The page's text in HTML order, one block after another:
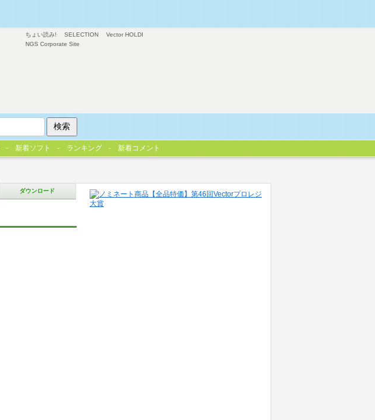
ダウンロード
ちょい読み! SELECTION
Vector HOLDI
NGS Corporate Site
新着ソフト ランキング 新着コメント